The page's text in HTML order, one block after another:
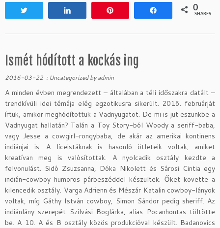
0
SHARES
Ismét hódított a kockás ing
2016-03-22 : Uncategorizedbyadmin
A minden évben megrendezett – általában a téli időszakra datált –
trendkívüli idei témája elég egzotikusra sikerült. 2016. februárját
írtuk, amikor meghódítottuk a Vadnyugatot. De mi is jut eszünkbe a
Vadnyugat hallatán? Talán a Toy Story-ból Woody a seriff-baba,
vagy Jesse a cowgirl-rongybaba, de akár az amerikai kontinens
indiánjai is. A líceistáknak is hasonló ötleteik voltak, amiket
kreatívan meg is valósítottak. A nyolcadik osztály kezdte a
felvonulást. Sidó Zsuzsanna, Dóka Nikolett és Sárosi Cintia egy
indián-cowboy humoros párbeszéddel készültek. Őket követte a
kilencedik osztály. Varga Adrienn és Mészár Katalin cowboy-lányok
voltak, míg Gáthy István cowboy, Simon Sándor pedig sheriff. Az
indiánlány szerepét Szilvási Boglárka, alias Pocanhontas töltötte
be. A 10. A és B osztály közös produkcióval készült. Badanovics